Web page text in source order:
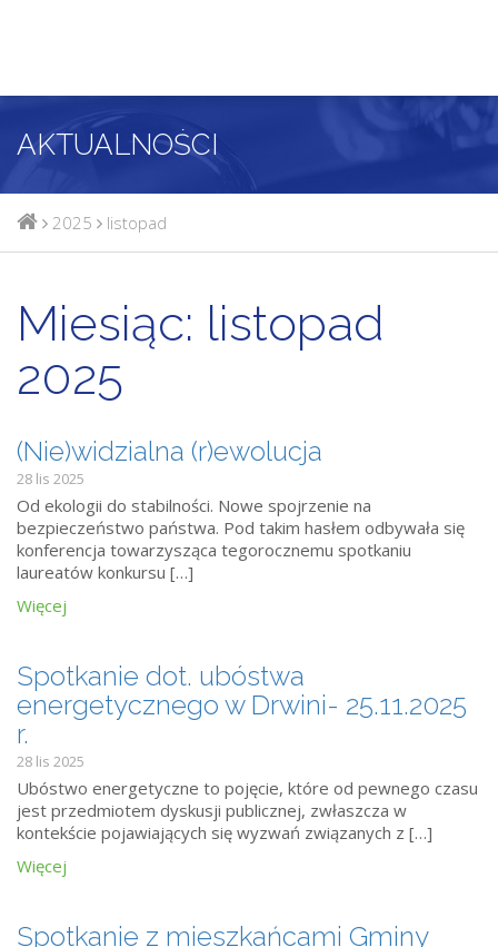
AKTUALNOŚCI
2025 listopad
Miesiąc: listopad
2025
(Nie)widzialna (r)ewolucja
28 lis 2025
Od ekologii do stabilności. Nowe spojrzenie na
bezpieczeństwo państwa. Pod takim hasłem odbywała się
konferencja towarzysząca tegorocznemu spotkaniu
laureatów konkursu […]
Więcej
Spotkanie dot. ubóstwa
energetycznego w Drwini- 25.11.2025
r.
28 lis 2025
Ubóstwo energetyczne to pojęcie, które od pewnego czasu
jest przedmiotem dyskusji publicznej, zwłaszcza w
kontekście pojawiających się wyzwań związanych z […]
Więcej
Spotkanie z mieszkańcami Gminy